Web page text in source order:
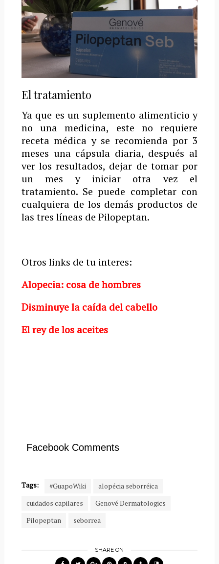
El tratamiento
Ya que es un suplemento alimenticio y
no una medicina, este no requiere
receta médica y se recomienda por 3
meses una cápsula diaria, después al
ver los resultados, dejar de tomar por
un mes y iniciar otra vez el
tratamiento. Se puede completar con
cualquiera de los demás productos de
las tres líneas de Pilopeptan.
Otros links de tu interes:
Alopecia: cosa de hombres
Disminuye la caída del cabello
El rey de los aceites
Facebook Comments
Tags: #GuapoWiki
alopécia seborréica
cuidados capilares
Genové Dermatologics
Pilopeptan
seborrea
SHARE ON